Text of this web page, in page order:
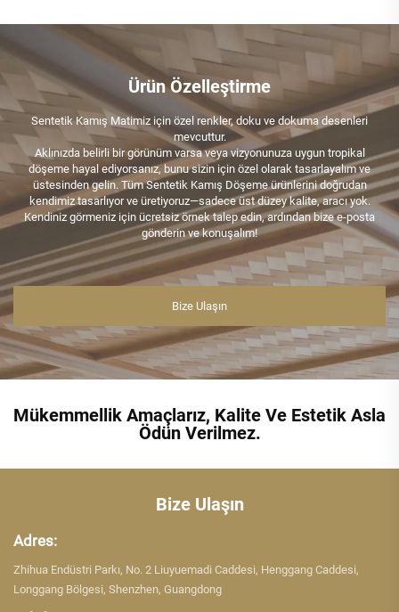
Ürün Özelleştirme
Sentetik Kamış Matimiz için özel renkler, doku ve dokuma desenleri
mevcuttur.
Aklınızda belirli bir görünüm varsa veya vizyonunuza uygun tropikal
döşeme hayal ediyorsanız, bunu sizin için özel olarak tasarlayalım ve
üstesinden gelin. Tüm Sentetik Kamış Döşeme ürünlerini doğrudan
kendimiz tasarlıyor ve üretiyoruz—sadece üst düzey kalite, aracı yok.
Kendiniz görmeniz için ücretsiz örnek talep edin, ardından bize e-posta
gönderin ve konuşalım!
Bize Ulaşın
Mükemmellik Amaçlarız, Kalite Ve Estetik Asla
Ödün Verilmez.
Bize Ulaşın
Adres:
Zhihua Endüstri Parkı, No. 2 Liuyuemadi Caddesi, Henggang Caddesi,
Longgang Bölgesi, Shenzhen, Guangdong